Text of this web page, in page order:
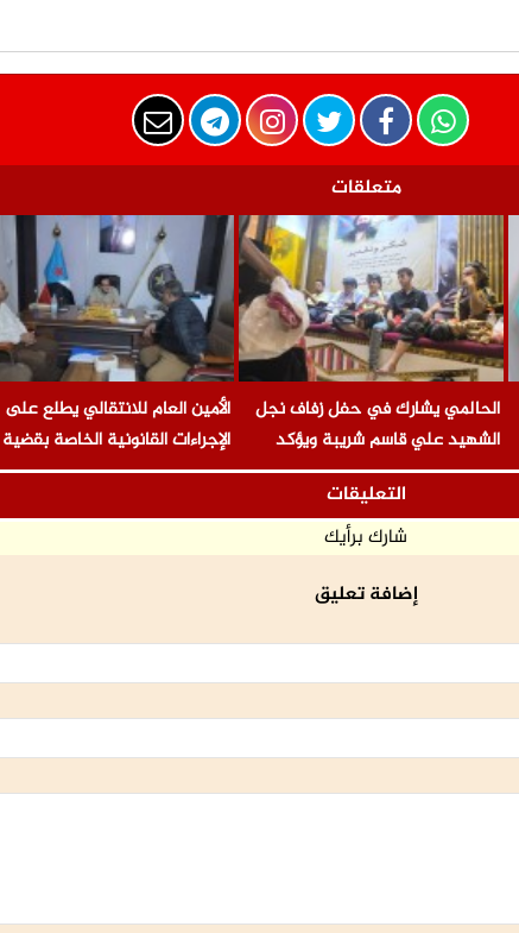
متعلقات
الحالمي يشارك في حفل زفاف نجل
الشهيد علي قاسم شريبة ويؤكد
الوفاء لتضحيات الشهداء
الأمين العام للانتقالي يطلع على
الإجراءات القانونية الخاصة بقضية
المناضل المقرحي ومعتقلي
التعليقات
شارك برأيك
إضافة تعليق